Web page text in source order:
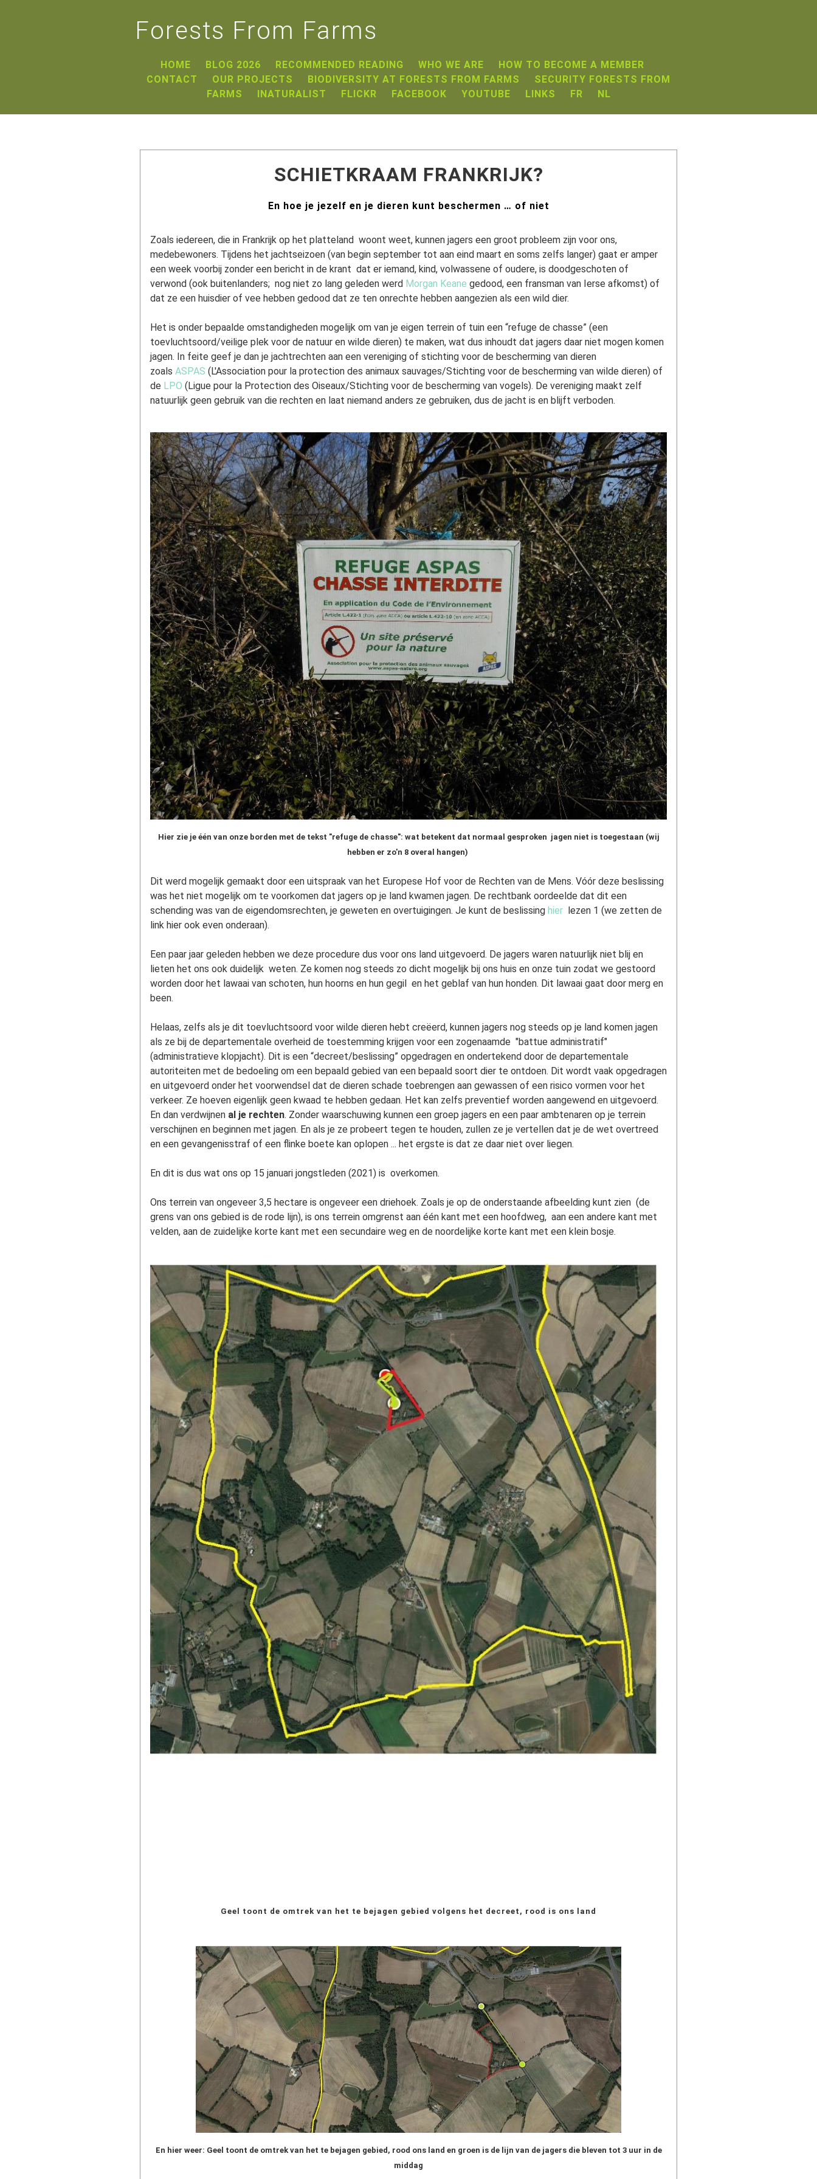
Forests From Farms
HOME BLOG 2026 RECOMMENDED READING WHO WE ARE
HOW TO BECOME A MEMBER
CONTACT
OUR PROJECTS BIODIVERSITY AT FORESTS FROM FARMS
SECURITY FORESTS FROM
FARMS
INATURALIST FLICKR FACEBOOK YOUTUBE LINKS FR NL
SCHIETKRAAM FRANKRIJK?
En hoe je jezelf en je dieren kunt beschermen … of niet
Zoals iedereen, die in Frankrijk op het platteland woont weet, kunnen jagers een groot probleem zijn voor ons,
medebewoners. Tijdens het jachtseizoen (van begin september tot aan eind maart en soms zelfs langer) gaat er amper
een week voorbij zonder een bericht in de krant dat er iemand, kind, volwassene of oudere, is doodgeschoten of
verwond (ook buitenlanders; nog niet zo lang geleden werd Morgan Keane gedood, een fransman van Ierse afkomst) of
dat ze een huisdier of vee hebben gedood dat ze ten onrechte hebben aangezien als een wild dier.
Het is onder bepaalde omstandigheden mogelijk om van je eigen terrein of tuin een ​​“refuge de chasse” (een
toevluchtsoord/veilige plek voor de natuur en wilde dieren) te maken, wat dus inhoudt dat jagers daar niet mogen komen
jagen. In feite geef je dan je jachtrechten aan een vereniging of stichting voor de bescherming van dieren
zoals ASPAS (L'Association pour la protection des animaux sauvages/Stichting voor de bescherming van wilde dieren) of
de LPO (Ligue pour la Protection des Oiseaux/Stichting voor de bescherming van vogels). De vereniging maakt zelf
natuurlijk geen gebruik van die rechten en laat niemand anders ze gebruiken, dus de jacht is en blijft verboden.
Hier zie je één van onze borden met de tekst "refuge de chasse": wat betekent dat normaal gesproken jagen niet is toegestaan (wij
hebben er zo'n 8 overal hangen)
Dit werd mogelijk gemaakt door een uitspraak van het Europese Hof voor de Rechten van de Mens. Vóór deze beslissing
was het niet mogelijk om te voorkomen dat jagers op je land kwamen jagen. De rechtbank oordeelde dat dit een
schending was van de eigendomsrechten, je geweten en overtuigingen. Je kunt de beslissing hier lezen 1 (we zetten de
link hier ook even onderaan).
Een paar jaar geleden hebben we deze procedure dus voor ons land uitgevoerd. De jagers waren natuurlijk niet blij en
lieten het ons ook duidelijk weten. Ze komen nog steeds zo dicht mogelijk bij ons huis en onze tuin zodat we gestoord
worden door het lawaai van schoten, hun hoorns en hun gegil en het geblaf van hun honden. Dit lawaai gaat door merg en
been.
Helaas, zelfs als je dit toevluchtsoord voor wilde dieren hebt creëerd, kunnen jagers nog steeds op je land komen jagen
als ze bij de departementale overheid de toestemming krijgen voor een zogenaamde "battue administratif"
(administratieve klopjacht). Dit is een “decreet/beslissing” opgedragen en ondertekend door de departementale
autoriteiten met de bedoeling om een bepaald gebied van een bepaald soort dier te ontdoen. Dit wordt vaak opgedragen
en uitgevoerd onder het voorwendsel dat de dieren schade toebrengen aan gewassen of een risico vormen voor het
verkeer. Ze hoeven eigenlijk geen kwaad te hebben gedaan. Het kan zelfs preventief worden aangewend en uitgevoerd.
En dan verdwijnen al je rechten. Zonder waarschuwing kunnen een groep jagers en een paar ambtenaren op je terrein
verschijnen en beginnen met jagen. En als je ze probeert tegen te houden, zullen ze je vertellen dat je de wet overtreed
en een gevangenisstraf of een flinke boete kan oplopen ... het ergste is dat ze daar niet over liegen.
En dit is dus wat ons op 15 januari jongstleden (2021) is overkomen.
Ons terrein van ongeveer 3,5 hectare is ongeveer een driehoek. Zoals je op de onderstaande afbeelding kunt zien (de
grens van ons gebied is de rode lijn), is ons terrein omgrenst aan één kant met een hoofdweg, aan een andere kant met
velden, aan de zuidelijke korte kant met een secundaire weg en de noordelijke korte kant met een klein bosje.
Geel toont de omtrek van het te bejagen gebied volgens het decreet, rood is ons land
En hier weer: Geel toont de omtrek van het te bejagen gebied, rood ons land en groen is de lijn van de jagers die bleven tot 3 uur in de
middag